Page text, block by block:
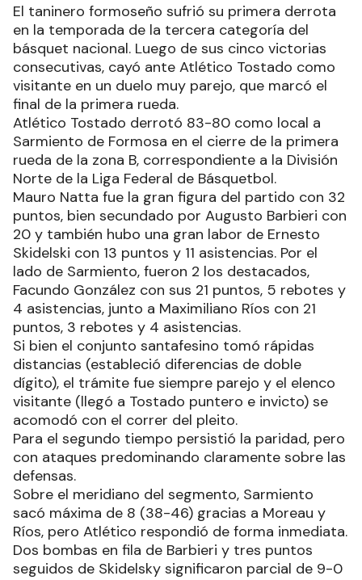
El taninero formoseño sufrió su primera derrota
en la temporada de la tercera categoría del
básquet nacional. Luego de sus cinco victorias
consecutivas, cayó ante Atlético Tostado como
visitante en un duelo muy parejo, que marcó el
final de la primera rueda.
Atlético Tostado derrotó 83-80 como local a
Sarmiento de Formosa en el cierre de la primera
rueda de la zona B, correspondiente a la División
Norte de la Liga Federal de Básquetbol.
Mauro Natta fue la gran figura del partido con 32
puntos, bien secundado por Augusto Barbieri con
20 y también hubo una gran labor de Ernesto
Skidelski con 13 puntos y 11 asistencias. Por el
lado de Sarmiento, fueron 2 los destacados,
Facundo González con sus 21 puntos, 5 rebotes y
4 asistencias, junto a Maximiliano Ríos con 21
puntos, 3 rebotes y 4 asistencias.
Si bien el conjunto santafesino tomó rápidas
distancias (estableció diferencias de doble
dígito), el trámite fue siempre parejo y el elenco
visitante (llegó a Tostado puntero e invicto) se
acomodó con el correr del pleito.
Para el segundo tiempo persistió la paridad, pero
con ataques predominando claramente sobre las
defensas.
Sobre el meridiano del segmento, Sarmiento
sacó máxima de 8 (38-46) gracias a Moreau y
Ríos, pero Atlético respondió de forma inmediata.
Dos bombas en fila de Barbieri y tres puntos
seguidos de Skidelsky significaron parcial de 9-0